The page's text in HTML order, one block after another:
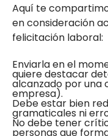
Aquí te
en consideración
felicitación laboral:
Enviarla en el
quiere destacar
alcanzado por una
empresa).
Debe estar bien
gramaticales ni
No debe tener
personas que